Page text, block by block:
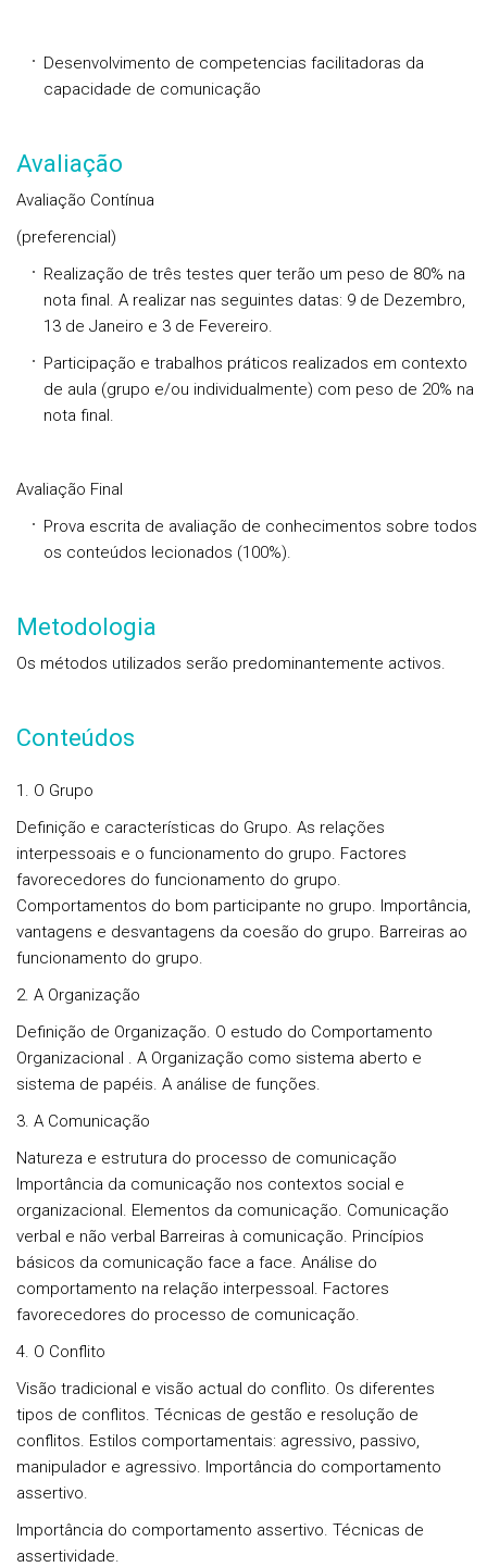
Desenvolvimento de competencias facilitadoras da
capacidade de comunicação
Avaliação
Avaliação Contínua
(preferencial)
Realização de três testes quer terão um peso de 80% na
nota final. A realizar nas seguintes datas: 9 de Dezembro,
13 de Janeiro e 3 de Fevereiro.
Participação e trabalhos práticos realizados em contexto
de aula (grupo e/ou individualmente) com peso de 20% na
nota final.
Avaliação Final
Prova escrita de avaliação de conhecimentos sobre todos
os conteúdos lecionados (100%).
Metodologia
Os métodos utilizados serão predominantemente activos.
Conteúdos
1. O Grupo
Definição e características do Grupo. As relações
interpessoais e o funcionamento do grupo. Factores
favorecedores do funcionamento do grupo.
Comportamentos do bom participante no grupo. Importância,
vantagens e desvantagens da coesão do grupo. Barreiras ao
funcionamento do grupo.
2. A Organização
Definição de Organização. O estudo do Comportamento
Organizacional . A Organização como sistema aberto e
sistema de papéis. A análise de funções.
3. A Comunicação
Natureza e estrutura do processo de comunicação
Importância da comunicação nos contextos social e
organizacional. Elementos da comunicação. Comunicação
verbal e não verbal Barreiras à comunicação. Princípios
básicos da comunicação face a face. Análise do
comportamento na relação interpessoal. Factores
favorecedores do processo de comunicação.
4. O Conflito
Visão tradicional e visão actual do conflito. Os diferentes
tipos de conflitos. Técnicas de gestão e resolução de
conflitos. Estilos comportamentais: agressivo, passivo,
manipulador e agressivo. Importância do comportamento
assertivo.
Importância do comportamento assertivo. Técnicas de
assertividade.